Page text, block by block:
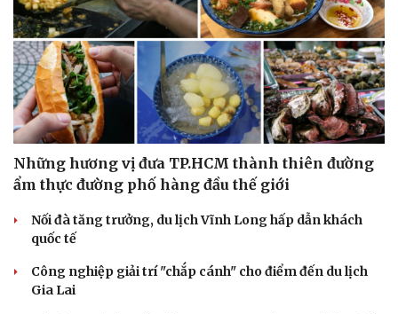
Văn hóa
Sân khấu - Điện ảnh
Văn học
Âm nhạc
Giải trí
Thời trang
Những hương vị đưa TP.HCM thành thiên đường
ẩm thực đường phố hàng đầu thế giới
Nối đà tăng trưởng, du lịch Vĩnh Long hấp dẫn khách
quốc tế
Công nghiệp giải trí "chắp cánh" cho điểm đến du lịch
Gia Lai